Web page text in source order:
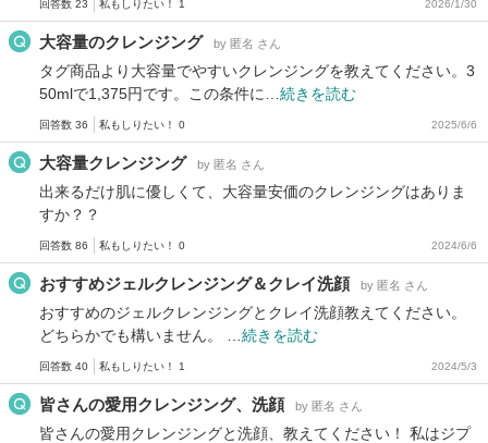
回答数 23 私もしりたい！ 1 2026/1/30
大容量のクレンジング by 匿名 さん
タグ商品より大容量でやすいクレンジングを教えてください。3
50mlで1,375円です。この条件に… 続きを読む
回答数 36 私もしりたい！ 0 2025/6/6
大容量クレンジング by 匿名 さん
出来るだけ肌に優しくて、大容量安価のクレンジングはありま
すか？？
回答数 86 私もしりたい！ 0 2024/6/6
おすすめジェルクレンジング＆クレイ洗顔 by 匿名 さん
おすすめのジェルクレンジングとクレイ洗顔教えてください。
どちらかでも構いません。 … 続きを読む
回答数 40 私もしりたい！ 1 2024/5/3
皆さんの愛用クレンジング、洗顔 by 匿名 さん
皆さんの愛用クレンジングと洗顔、教えてください！ 私はジプ